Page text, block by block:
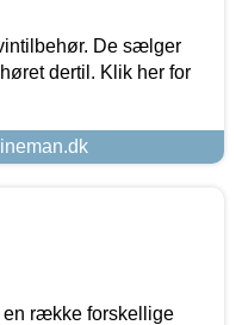
De sælger
dertil. Klik her for
en række forskellige